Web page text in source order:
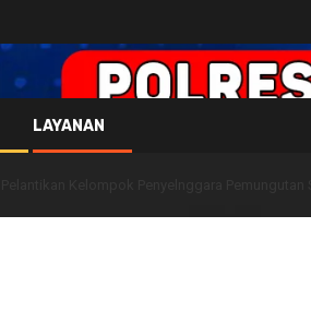
LAYANAN